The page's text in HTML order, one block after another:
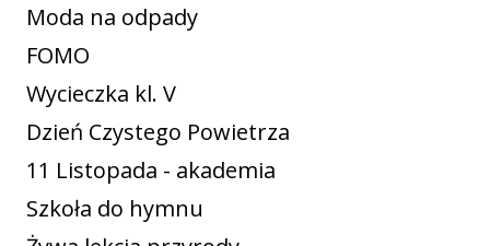
Moda na odpady
FOMO
Wycieczka kl. V
Dzień Czystego Powietrza
11 Listopada - akademia
Szkoła do hymnu